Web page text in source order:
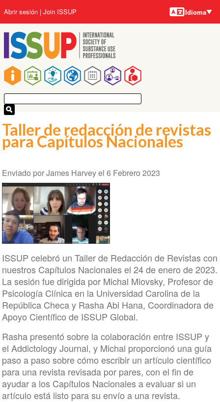
al
contenido
principal
Main
navigation
User
account
menu
Abrir sesión Join ISSUP Idiomas
Idioma
Taller de redacción de revistas
para Capítulos Nacionales
Enviado porJames Harveyel 6 Febrero 2023
ISSUP celebró un Taller de Redacción de Revistas con
nuestros Capítulos Nacionales el 24 de enero de 2023.
La sesión fue dirigida por Michal Miovsky, Profesor de
Psicología Clínica en la Universidad Carolina de la
República Checa y Rasha Abi Hana, Coordinadora de
Apoyo Científico de ISSUP Global.
Rasha presentó sobre la colaboración entre ISSUP y
el Addictology Journal, y Michal proporcionó una guía
paso a paso sobre cómo escribir un artículo científico
para una revista revisada por pares, con el fin de
ayudar a los Capítulos Nacionales a evaluar si un
artículo está listo para su envío a una revista.